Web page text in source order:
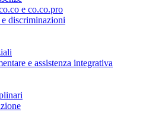
e co.co.pro
discriminazioni
e assistenza integrativa